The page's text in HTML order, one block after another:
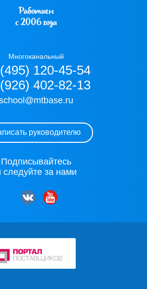
Работаем
с 2006 года
Многоканальный
120-45-54
402-82-13
руководителю
Подписывайтесь
следуйте за нами